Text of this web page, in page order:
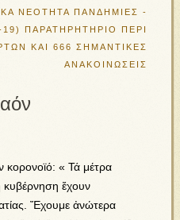
ΝΕΟΤΗΤΑ ΠΑΝΔΗΜΙΕΣ -
ΠΑΡΑΤΗΡΗΤΗΡΙΟ
ΠΕΡΙ
ΚΑΙ 666 ΣΗΜΑΝΤΙΚΕΣ
ΑΝΑΚΟΙΝΩΣΕΙΣ
κορονοϊό: « Τά μέτρα
κυβέρνηση ἔχουν
Ἔχουμε ἀνώτερα